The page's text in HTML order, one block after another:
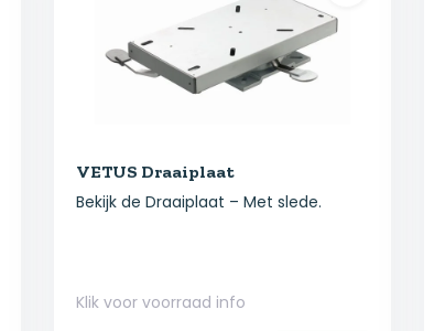
VETUS Draaiplaat
Bekijk de Draaiplaat – Met slede.
Klik voor voorraad info